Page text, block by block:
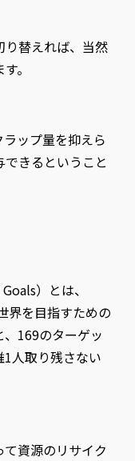
り替えれば、当然
。
ップ量を抑えら
きるということ
）とは、
界を目指すための
169のターゲッ
1人取り残さない
資源のリサイク